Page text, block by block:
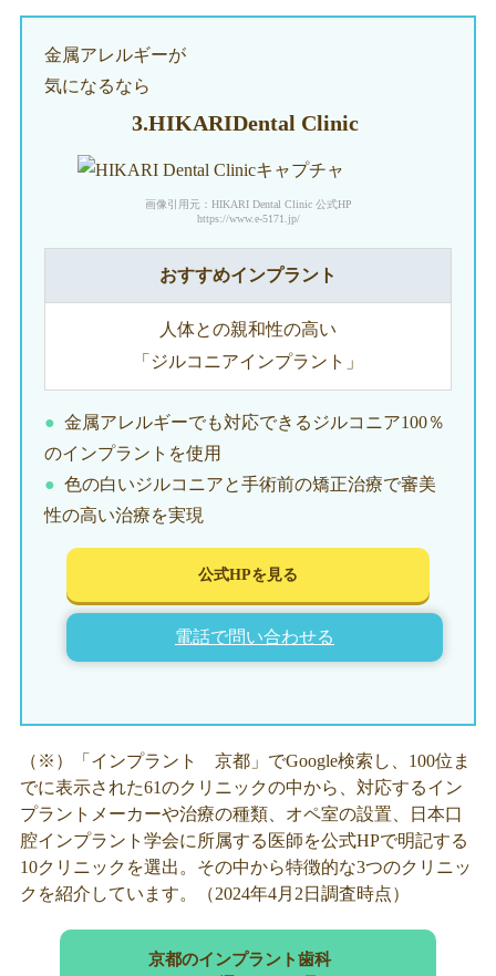
金属アレルギーが
気になるなら
3.HIKARIDental Clinic
画像引用元：HIKARI Dental Clinic 公式HP
https://www.e-5171.jp/
おすすめインプラント
人体との親和性の高い
「ジルコニアインプラント」
金属アレルギーでも対応できるジルコニア100％
のインプラントを使用
色の白いジルコニアと手術前の矯正治療で審美
性の高い治療を実現
公式HPを見る
電話で問い合わせる
（※）「インプラント 京都」でGoogle検索し、100位ま
でに表示された61のクリニックの中から、対応するイン
プラントメーカーや治療の種類、オペ室の設置、日本口
腔インプラント学会に所属する医師を公式HPで明記する
10クリニックを選出。その中から特徴的な3つのクリニッ
クを紹介しています。（2024年4月2日調査時点）
京都のインプラント歯科